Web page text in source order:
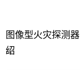
图像型火灾探测
绍
...